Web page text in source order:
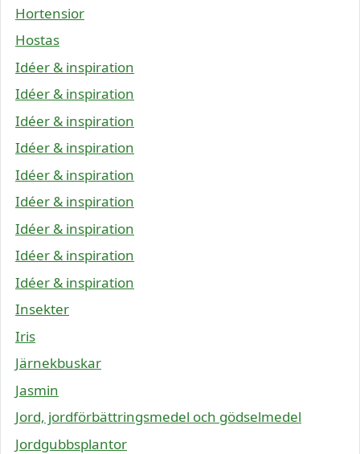
Hortensior
Hostas
Idéer & inspiration
Idéer & inspiration
Idéer & inspiration
Idéer & inspiration
Idéer & inspiration
Idéer & inspiration
Idéer & inspiration
Idéer & inspiration
Idéer & inspiration
Insekter
Iris
Järnekbuskar
Jasmin
Jord, jordförbättringsmedel och gödselmedel
Jordgubbsplantor